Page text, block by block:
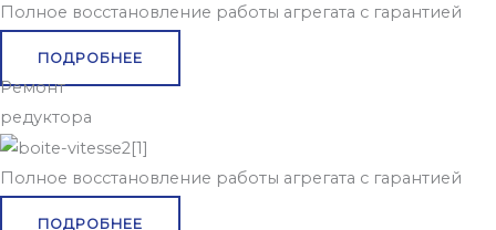
Полное восстановление работы агрегата с гарантией
ПОДРОБНЕЕ
Ремонт
редуктора
Полное восстановление работы агрегата с гарантией
ПОДРОБНЕЕ